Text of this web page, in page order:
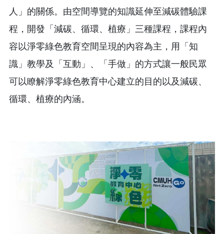
人」的關係。由空間導覽的知識延伸至減碳體驗課
程，開發「減碳、循環、植療」三種課程，課程內
容以淨零綠色教育空間呈現的內容為主，用「知
識」教學及「互動」、「手做」的方式讓一般民眾
可以瞭解淨零綠色教育中心建立的目的以及減碳、
循環、植療的內涵。